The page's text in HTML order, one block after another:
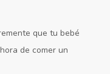
que tu bebé
de comer un